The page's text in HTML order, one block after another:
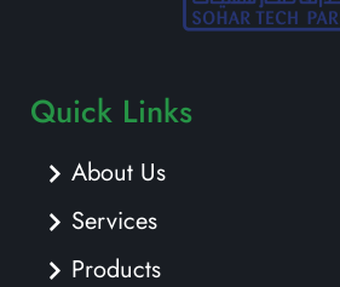
Quick Links
About Us
Services
Products